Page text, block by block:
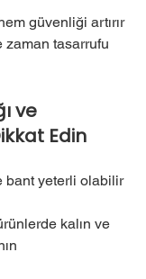
güvenliği artırır
zaman tasarrufu
ve
Edin
bant yeterli olabilir
kalın ve